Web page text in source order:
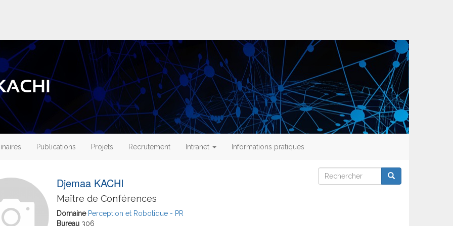
Publications Projets Recrutement Intranet Informations pratiques
Djemaa KACHI
Maître de Conférences
Domaine Perception et Robotique - PR
Bureau 306
Rechercher
Rechercher Rechercher